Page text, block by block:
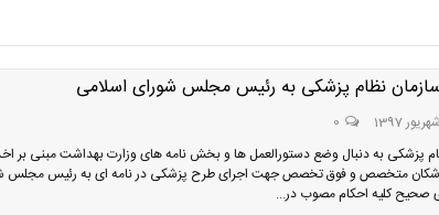
نظام پزشکی به رئیس مجلس شورای اسلامی
0
پزشکی به دنبال وضع دستورالعمل ها و بخش نامه های وزارت بهداشت مبنی بر
متخصص و فوق تخصص جهت اجرای طرح پزشکی در نامه ای به رئیس مجلس
صحیح کلیه احکام مصوب در...